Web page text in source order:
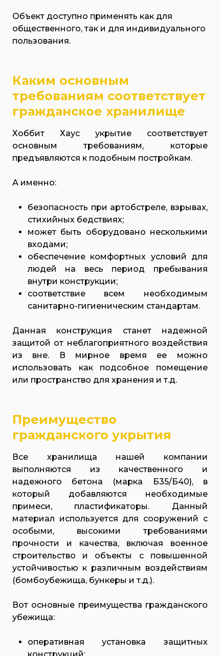
Объект доступно применять как для
общественного, так и для индивидуального
пользования.
Каким основным
требованиям соответствует
гражданское хранилище
Хоббит Хаус укрытие соответствует
основным требованиям, которые
предъявляются к подобным постройкам.
А именно:
безопасность при артобстреле, взрывах,
стихийных бедствиях;
может быть оборудовано несколькими
входами;
обеспечение комфортных условий для
людей на весь период пребывания
внутри конструкции;
соответствие всем необходимым
санитарно-гигиеническим стандартам.
Данная конструкция станет надежной
защитой от неблагоприятного воздействия
из вне. В мирное время ее можно
использовать как подсобное помещение
или пространство для хранения и т.д.
Преимущество
гражданского укрытия
Все хранилища нашей компании
выполняются из качественного и
надежного бетона (марка Б35/Б40), в
который добавляются необходимые
примеси, пластификаторы. Данный
материал используется для сооружений с
особыми, высокими требованиями
прочности и качества, включая военное
строительство и объекты с повышенной
устойчивостью к различным воздействиям
(бомбоубежища, бункеры и т.д.).
Вот основные преимущества гражданского
убежища:
оперативная установка защитных
конструкций;